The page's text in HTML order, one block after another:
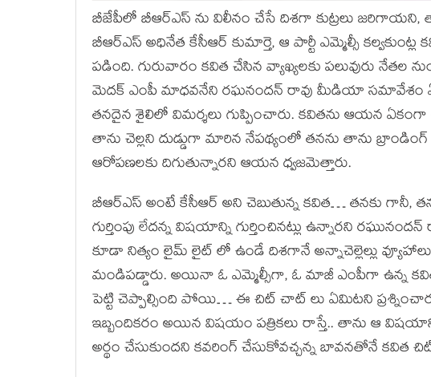
బీజేపీలో బీఆర్ఎస్ ను విలీనం చేసే దిశగా కుట్రలు జరిగాయని,
బీఆర్ఎస్ అధినేత కేసీఆర్ కుమార్తె, ఆ పార్టీ ఎమ్మెల్సీ
పడింది. గురువారం కవిత చేసిన వ్యాఖ్యలకు పలువురు నేతల
మెదక్ ఎంపీ మాధవనేని రఘనందన్ రావు మీడియా సమావేశం
తనదైన శైలిలో విమర్శలు గుప్పించారు. కవితను ఆయన ఏకంగా
తాను చెల్లని దుడ్డుగా మారిన నేపథ్యంలో తనను తాను
ఆరోపణలకు దిగుతున్నారని ఆయన ధ్వజమెత్తారు.
బీఆర్ఎస్ అంటే కేసీఆర్ అని చెబుతున్న కవిత… తనకు గానీ,
గుర్తింపు లేదన్న విషయాన్ని గుర్తించినట్లు ఉన్నారని
కూడా నిత్యం లైమ్ లైట్ లో ఉండే దిశగానే అన్నాచెల్లెల్లు
మండిపడ్డారు. అయినా ఓ ఎమ్మెల్సీగా, ఓ మాజీ ఎంపీగా ఉన్న
పెట్టి చెప్పాల్సింది పోయి… ఈ చిట్ చాట్ లు ఏమిటని
ఇబ్బందికరం అయిన విషయం పత్రికలు రాస్తే.. తాను ఆ
అర్థం చేసుకుందని కవరింగ్ చేసుకోవచ్చన్న బావనతోనే